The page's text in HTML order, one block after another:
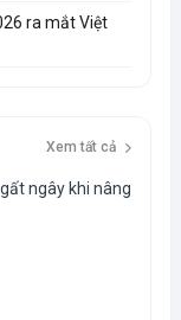
ra mắt Việt
Xem tất cả